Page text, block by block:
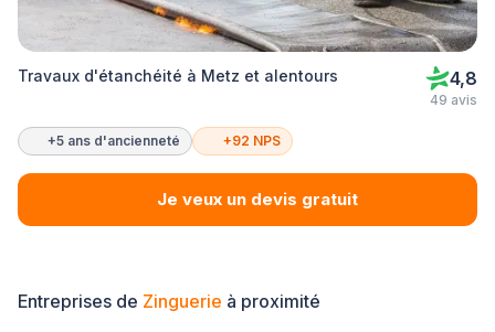
Travaux d'étanchéité à Metz et alentours 4,8
49 avis
+5 ans d'ancienneté +92 NPS
Je veux un devis gratuit
Entreprises de Zinguerie à proximité